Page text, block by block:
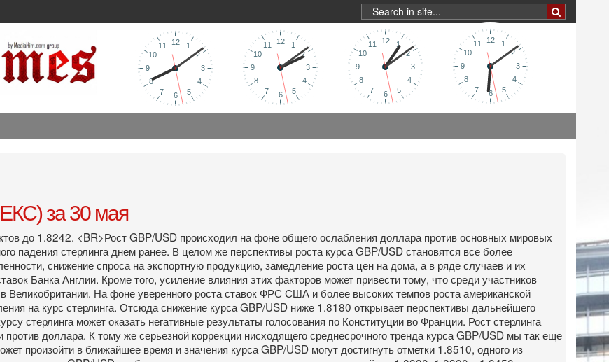
за 30 мая
до 1.8242. <BR>Рост GBP/USD происходил на фоне общего ослабления доллара против основных мировых
падения стерлинга днем ранее. В целом же перспективы роста курса GBP/USD становятся все более
снижение спроса на экспортную продукцию, замедление роста цен на дома, а в ряде случаев и их
Банка Англии. Кроме того, усиление влияния этих факторов может привести тому, что среди участников
Великобритании. На фоне уверенного роста ставок ФРС США и более высоких темпов роста американской
на курс стерлинга. Отсюда снижение курса GBP/USD ниже 1.8180 открывает перспективы дальнейшего
стерлинга может оказать негативные результаты голосования по Конституции во Франции. Рост стерлинга
доллара. К тому же серьезной коррекции нисходящего среднесрочного тренда курса GBP/USD мы так еще
произойти в ближайшее время и значения курса GBP/USD могут достигнуть отметки 1.8510, одного из